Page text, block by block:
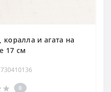
коралла и агата на
17 см
0